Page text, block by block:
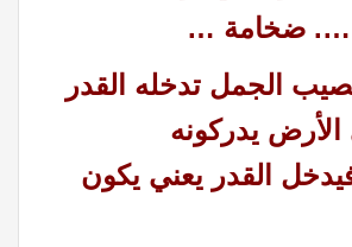
ضخامة …
الجمل تدخله القدر
يدركونه
القدر يعني يكون